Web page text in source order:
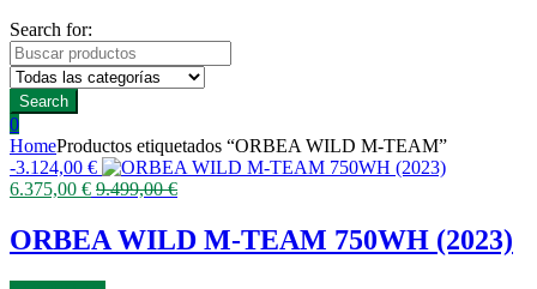
Search for:
Search
0
HomeProductos etiquetados “ORBEA WILD M-TEAM”
-3.124,00 €
6.375,00 € 9.499,00€
ORBEA WILD M-TEAM 750WH (2023)